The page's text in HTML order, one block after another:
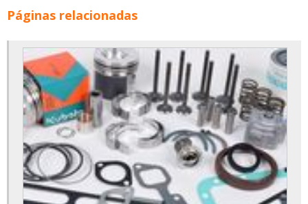
Páginas relacionadas